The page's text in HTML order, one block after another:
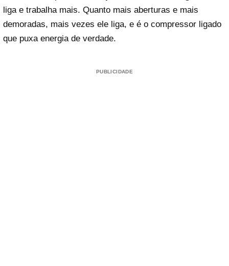
liga e trabalha mais. Quanto mais aberturas e mais
demoradas, mais vezes ele liga, e é o compressor ligado
que puxa energia de verdade.
PUBLICIDADE